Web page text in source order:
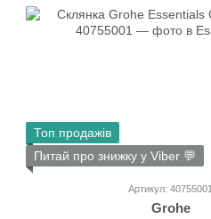
Топ продажів
Питай про знижку у Viber 💬
Артикул: 40755001
Grohe